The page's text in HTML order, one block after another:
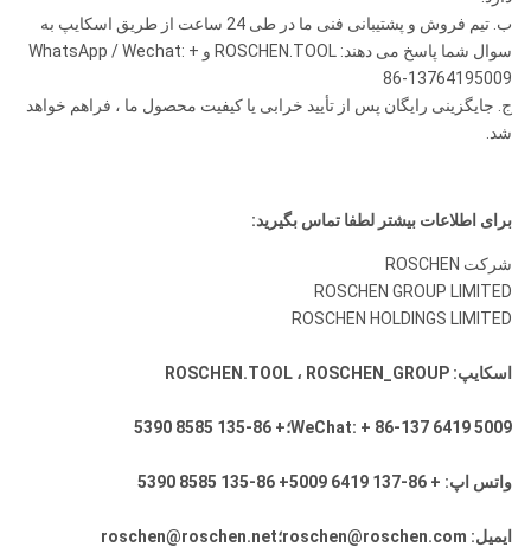
127
5
14X8
130
5/8
2
14X8
14X8
10
22.04
ب. تیم فروش و پشتیبانی فنی ما در طی 24 ساعت از طریق اسکایپ به
سوال شما پاسخ می دهند: ROSCHEN.TOOL و WhatsApp / Wechat: +
86-13764195009
ج. جایگزینی رایگان پس از تأیید خرابی یا کیفیت محصول ما ، فراهم خواهد
شد.
برای اطلاعات بیشتر لطفا تماس بگیرید:
شرکت ROSCHEN
ROSCHEN GROUP LIMITED
ROSCHEN HOLDINGS LIMITED
اسکایپ: ROSCHEN.TOOL ، ROSCHEN_GROUP
WeChat: + 86-137 6419 5009؛+ 86-135 8585 5390
واتس اپ: + 86-137 6419 5009+ 86-135 8585 5390
ایمیل: roschen@roschen.com؛roschen@roschen.net